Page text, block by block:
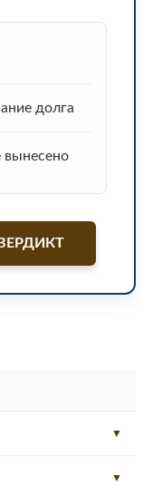
долга
вынесено
▼
▼